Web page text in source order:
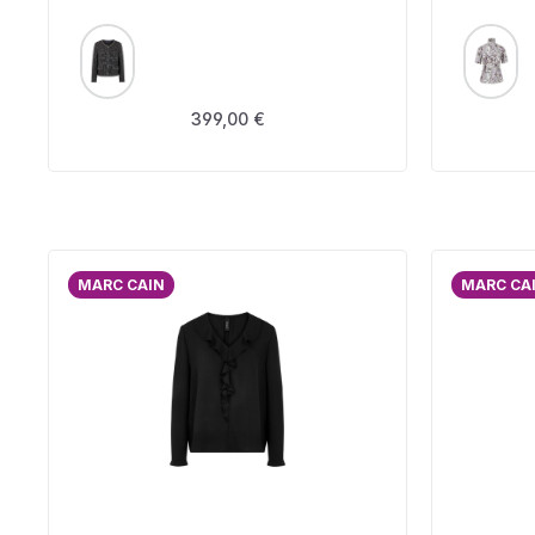
FARBE
Regulärer Preis:
399,00 €
FARBE
MARC CAIN MARC